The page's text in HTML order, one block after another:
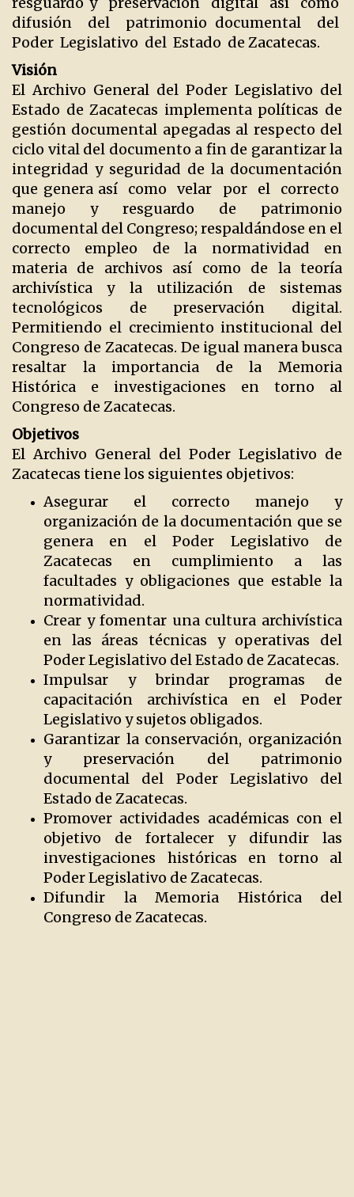
difusión del patrimonio documental del
Poder Legislativo del Estado de Zacatecas.
Visión
El Archivo General del Poder Legislativo del
Estado de Zacatecas implementa políticas de
gestión documental apegadas al respecto del
ciclo vital del documento a fin de garantizar la
integridad y seguridad de la documentación
que genera así como velar por el correcto
manejo y resguardo de patrimonio
documental del Congreso; respaldándose en el
correcto empleo de la normatividad en
materia de archivos así como de la teoría
archivística y la utilización de sistemas
tecnológicos de preservación digital.
Permitiendo el crecimiento institucional del
Congreso de Zacatecas. De igual manera busca
resaltar la importancia de la Memoria
Histórica e investigaciones en torno al
Congreso de Zacatecas.
Objetivos
El Archivo General del Poder Legislativo de
Zacatecas tiene los siguientes objetivos:
Asegurar el correcto manejo y
organización de la documentación que se
genera en el Poder Legislativo de
Zacatecas en cumplimiento a las
facultades y obligaciones que estable la
normatividad.
Crear y fomentar una cultura archivística
en las áreas técnicas y operativas del
Poder Legislativo del Estado de Zacatecas.
Impulsar y brindar programas de
capacitación archivística en el Poder
Legislativo y sujetos obligados.
Garantizar la conservación, organización
y preservación del patrimonio
documental del Poder Legislativo del
Estado de Zacatecas.
Promover actividades académicas con el
objetivo de fortalecer y difundir las
investigaciones históricas en torno al
Poder Legislativo de Zacatecas.
Difundir la Memoria Histórica del
Congreso de Zacatecas.